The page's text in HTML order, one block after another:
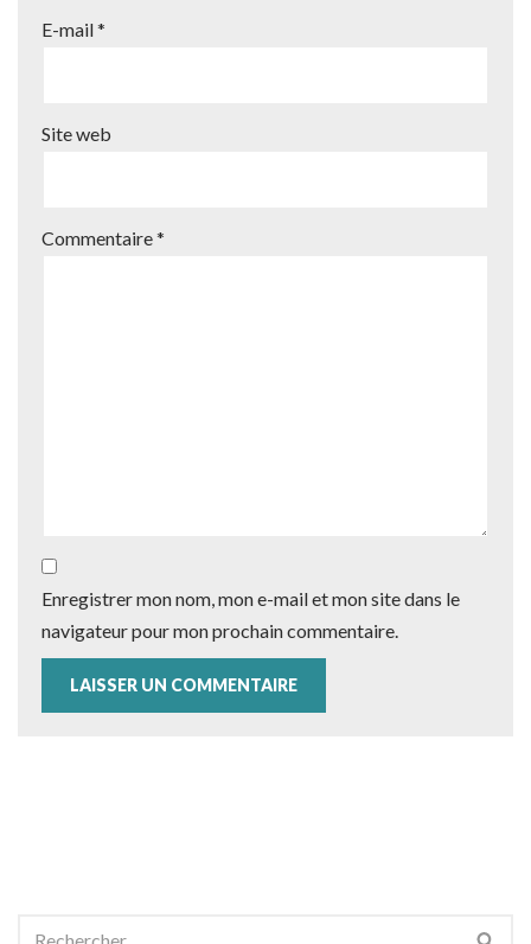
E-mail*
Site web
Commentaire*
Enregistrer mon nom, mon e-mail et mon site dans le
navigateur pour mon prochain commentaire.